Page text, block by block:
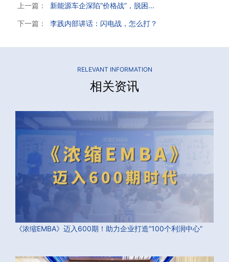
上一篇： 新能源车企深陷“价格战”，脱困...
下一篇： 李践内部讲话：闪电战，怎么打？
RELEVANT INFORMATION
相关资讯
《浓缩EMBA》迈入600期！助力企业打造“100个利润中心”